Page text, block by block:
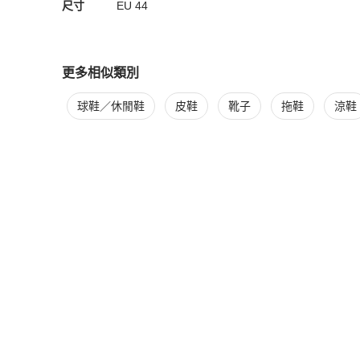
尺寸 EU 44
更多相似類別
更多Saint Laurent 男鞋相似商品推薦
球鞋／休閒鞋 皮鞋 靴子 拖鞋 涼鞋